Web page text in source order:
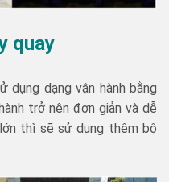
quay
dạng vận hành bằng
trở nên đơn giản và dễ
thì sẽ sử dụng thêm bộ